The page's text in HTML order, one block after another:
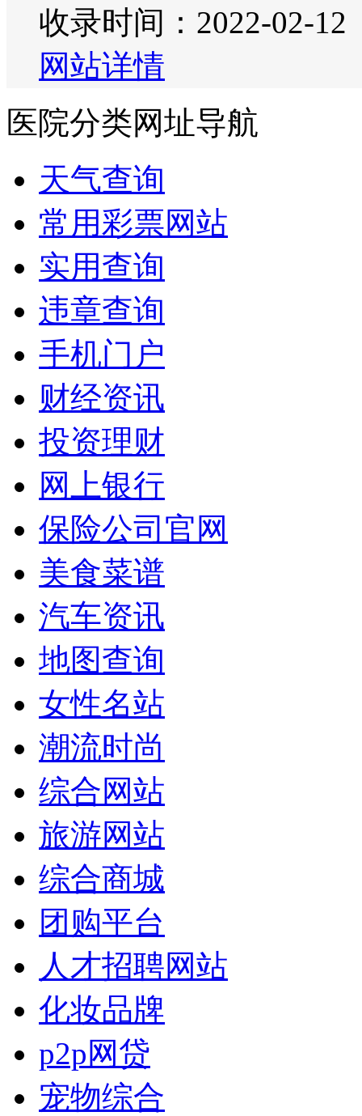
收录时间：2022-02-12
网站详情
医院分类网址导航
天气查询
常用彩票网站
实用查询
违章查询
手机门户
财经资讯
投资理财
网上银行
保险公司官网
美食菜谱
汽车资讯
地图查询
女性名站
潮流时尚
综合网站
旅游网站
综合商城
团购平台
人才招聘网站
化妆品牌
p2p网贷
宠物综合